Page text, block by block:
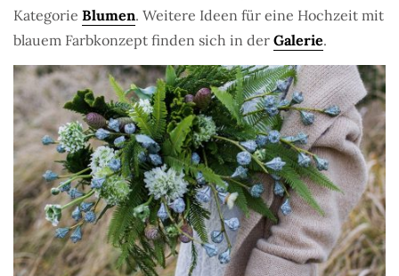
Kategorie Blumen. Weitere Ideen für eine Hochzeit mit
blauem Farbkonzept finden sich in der Galerie.